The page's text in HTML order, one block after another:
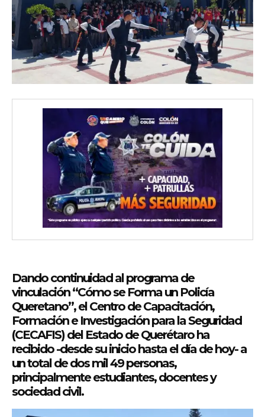
Dando continuidad al programa de
vinculación “Cómo se Forma un Policía
Queretano”, el Centro de Capacitación,
Formación e Investigación para la Seguridad
(CECAFIS) del Estado de Querétaro ha
recibido -desde su inicio hasta el día de hoy- a
un total de dos mil 49 personas,
principalmente estudiantes, docentes y
sociedad civil.